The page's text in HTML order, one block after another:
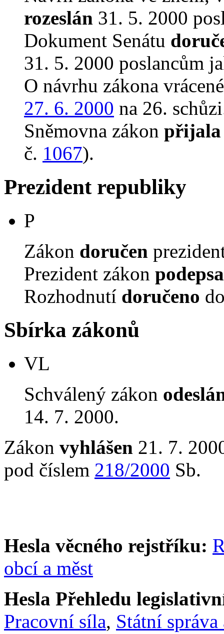
rozeslán 31. 5. 2000
Dokument Senátu
31. 5. 2000 poslancům
O návrhu zákona
27. 6. 2000 na 26.
Sněmovna zákon přijala
č. 1067).
Prezident republiky
P
Zákon doručen
Prezident zákon
Rozhodnutí doručeno
Sbírka zákonů
VL
Schválený zákon
14. 7. 2000.
Zákon vyhlášen 21. 7.
pod číslem 218/2000 Sb.
Hesla věcného rejstříku:
obcí a měst
Hesla Přehledu
Pracovní síla, Státní